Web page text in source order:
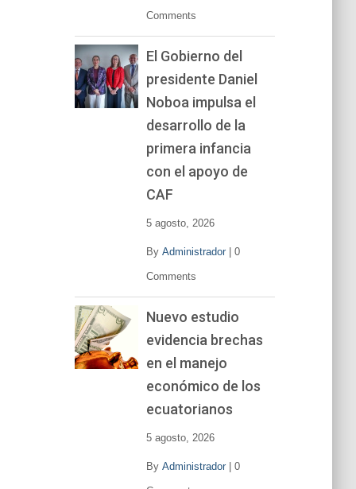
Comments
El Gobierno del
presidente Daniel
Noboa impulsa el
desarrollo de la
primera infancia
con el apoyo de
CAF
5 agosto, 2026
By Administrador| 0
Comments
Nuevo estudio
evidencia brechas
en el manejo
económico de los
ecuatorianos
5 agosto, 2026
By Administrador| 0